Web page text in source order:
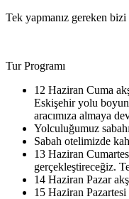
Tek yapmanız gereken bizi
Tur Programı
12 Haziran Cuma
Eskişehir yolu
aracımıza almaya
Yolculuğumuz
Sabah otelimizde
13 Haziran
gerçekleştireceğiz.
14 Haziran Pazar
15 Haziran Pazartesi